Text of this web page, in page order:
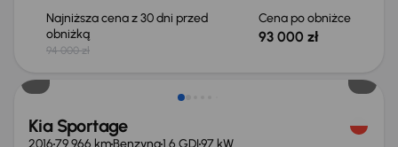
Najniższa cena z 30 dni przed
obniżką
94 000 zł
Cena po obniżce
93 000 zł
Taniej o 2 000 zł
Kia Sportage
201679 966 kmBenzyna1.6 GDI97 kW